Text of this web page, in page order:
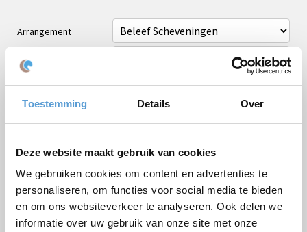
Toestemming Details Over
Deze website maakt gebruik van cookies
We gebruiken cookies om content en advertenties te
personaliseren, om functies voor social media te bieden
en om ons websiteverkeer te analyseren. Ook delen we
informatie over uw gebruik van onze site met onze
Arrangement
Bedrijf / Groepsnaam
Gelegenheid
Voornaam
Telefoon
Aantal personen